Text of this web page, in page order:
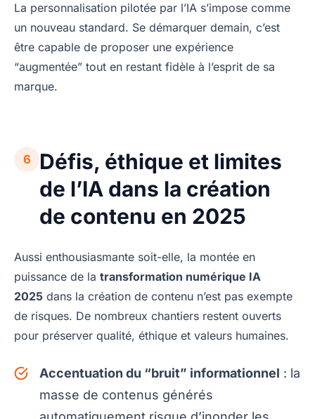
La personnalisation pilotée par l’IA s’impose comme
un nouveau standard. Se démarquer demain, c’est
être capable de proposer une expérience
“augmentée” tout en restant fidèle à l’esprit de sa
marque.
6
Défis, éthique et limites
de l’IA dans la création
de contenu en 2025
Aussi enthousiasmante soit-elle, la montée en
puissance de la transformation numérique IA
2025 dans la création de contenu n’est pas exempte
de risques. De nombreux chantiers restent ouverts
pour préserver qualité, éthique et valeurs humaines.
Accentuation du “bruit” informationnel : la
masse de contenus générés